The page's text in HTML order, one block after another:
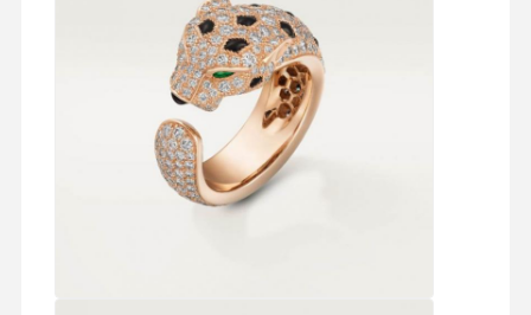
Des boucles d'oreilles en or de 18 carats
Broche en or de 18 carats
Un ensemble de bijoux de 18K
Un bracelet en diamant de 14K